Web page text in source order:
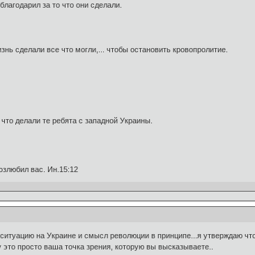
за то что они сделали.
сделали все что могли,... чтобы остановить кровопролитие.
делали те ребята с западной Украины.
вас. Ин.15:12
на Украине и смысл революции в принципе...я утверждаю
просто ваша точка зрения, которую вы высказываете..